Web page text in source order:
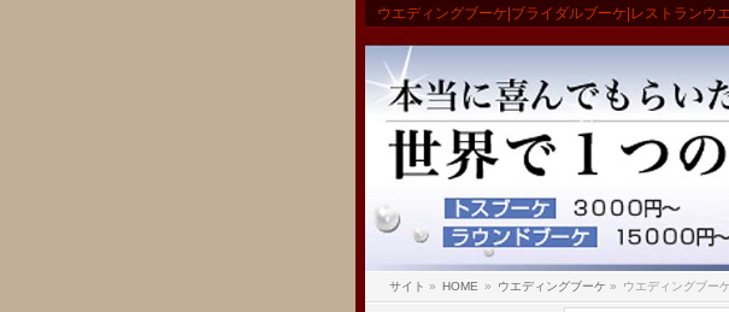
ウエディングブーケ|ブライダルブーケ|レストランウ
サイト » HOME » ウエディングブーケ » ウエディングブ